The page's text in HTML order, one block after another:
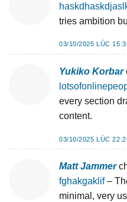
tries ambition
03/10/2025 LÚC
Yukiko Korbar
every section
content.
03/10/2025 LÚC
Matt Jammer
fghakgaklif–
minimal, very